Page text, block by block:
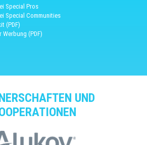
Special Pros
Special Communities
(PDF)
(PDF)
UND